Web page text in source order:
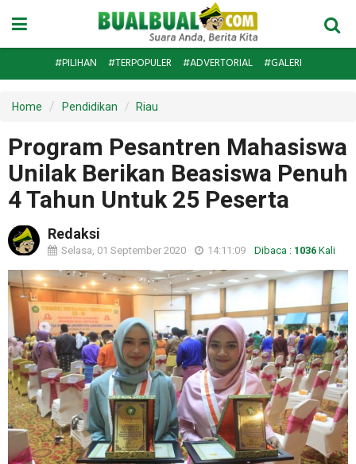
#PILIHAN #TERPOPULER #ADVERTORIAL #GALERI
Home Pendidikan Riau
Program Pesantren Mahasiswa
Unilak Berikan Beasiswa Penuh
4 Tahun Untuk 25 Peserta
Redaksi
Selasa, 01 September 2020 14:11:09 Dibaca : 1036 Kali